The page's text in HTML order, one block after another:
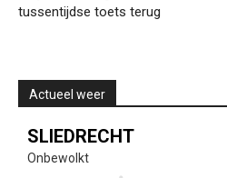
tussentijdse toets terug
Actueel weer
SLIEDRECHT
Onbewolkt